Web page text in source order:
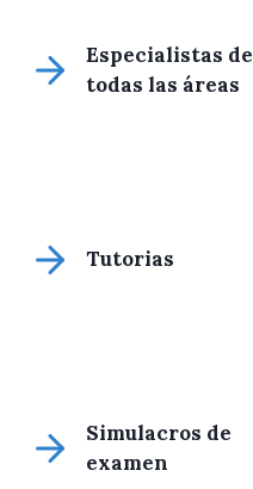
Especialistas de
todas las áreas
Tutorias
Simulacros de
examen